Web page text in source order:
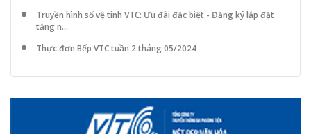
Truyền hình số vệ tinh VTC: Ưu đãi đặc biệt - Đăng ký lắp đặt
tặng n...
Thực đơn Bếp VTC tuần 2 tháng 05/2024